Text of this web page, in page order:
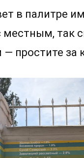
в палитре
местным, так
простите за